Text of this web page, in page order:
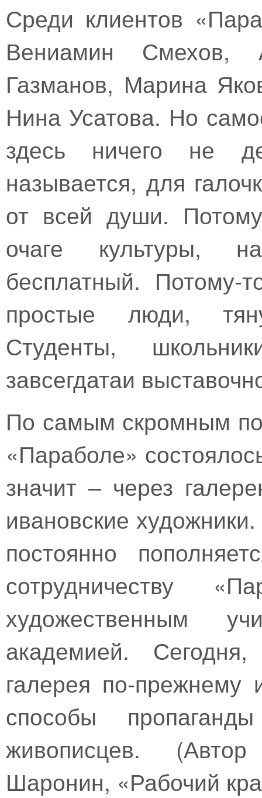
Среди клиентов
Вениамин
Газманов, Марина
Нина Усатова. Но
здесь ничего не
называется, для
от всей души.
очаге культуры,
бесплатный. Потому-
простые люди,
Студенты,
завсегдатаи
По самым скромным
«Параболе»
значит – через
ивановские
постоянно
сотрудничеству
художественным
академией.
галерея по-
способы
живописцев.
Шаронин, «Рабочий